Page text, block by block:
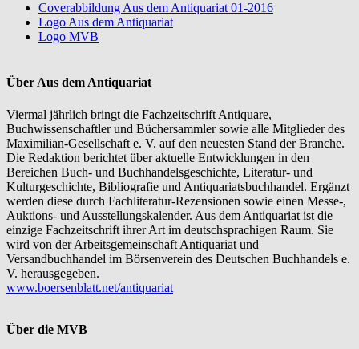
Coverabbildung Aus dem Antiquariat 01-2016
Logo Aus dem Antiquariat
Logo MVB
Über Aus dem Antiquariat
Viermal jährlich bringt die Fachzeitschrift Antiquare,
Buchwissenschaftler und Büchersammler sowie alle Mitglieder des
Maximilian-Gesellschaft e. V. auf den neuesten Stand der Branche.
Die Redaktion berichtet über aktuelle Entwicklungen in den
Bereichen Buch- und Buchhandelsgeschichte, Literatur- und
Kulturgeschichte, Bibliografie und Antiquariatsbuchhandel. Ergänzt
werden diese durch Fachliteratur-Rezensionen sowie einen Messe-,
Auktions- und Ausstellungskalender. Aus dem Antiquariat ist die
einzige Fachzeitschrift ihrer Art im deutschsprachigen Raum. Sie
wird von der Arbeitsgemeinschaft Antiquariat und
Versandbuchhandel im Börsenverein des Deutschen Buchhandels e.
V. herausgegeben.
www.boersenblatt.net/antiquariat
Über die MVB